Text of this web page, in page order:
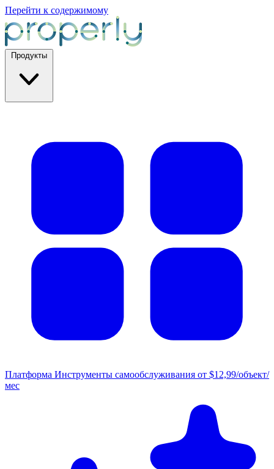
Перейти к содержимому
Платформа Инструменты самообслуживания от $12,99/объект/
мес